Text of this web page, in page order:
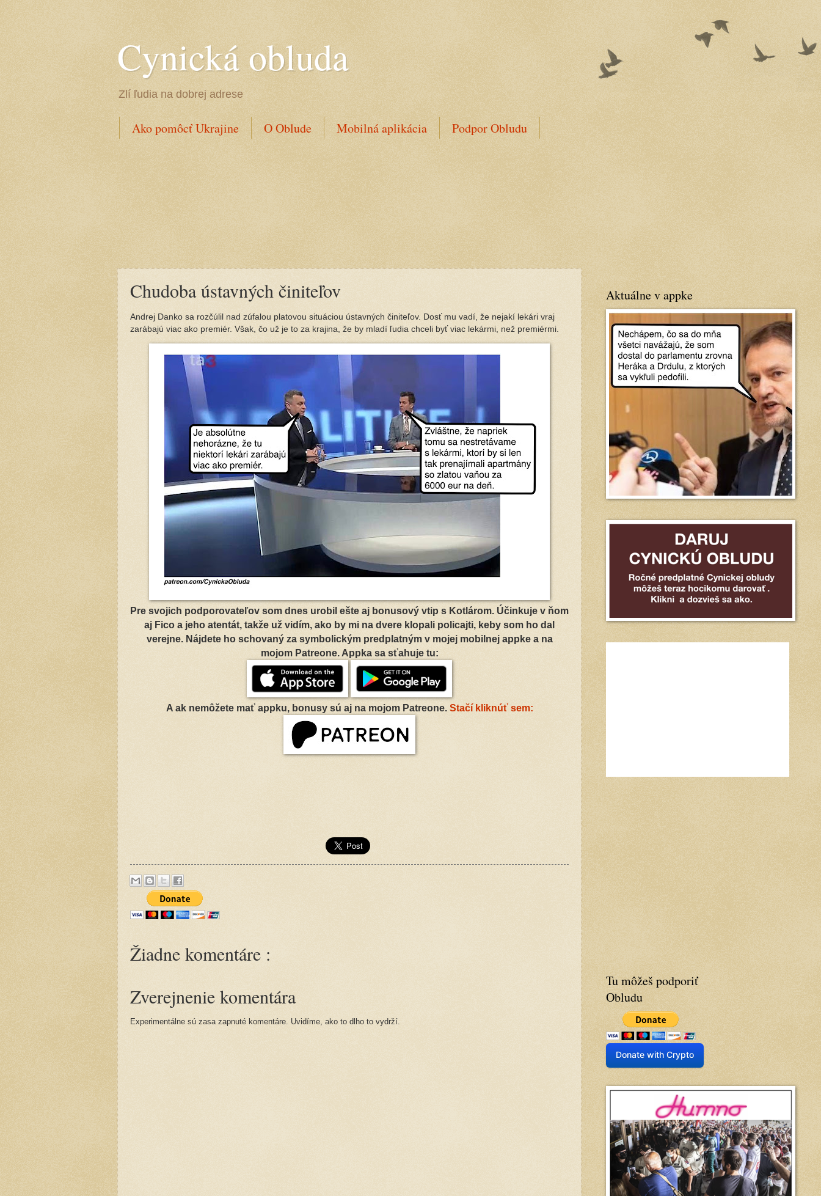
Cynická obluda
Zlí ľudia na dobrej adrese
Ako pomôcť Ukrajine O Oblude Mobilná aplikácia Podpor Obludu
Chudoba ústavných činiteľov
Andrej Danko sa rozčúlil nad zúfalou platovou situáciou ústavných činiteľov. Dosť mu vadí, že nejakí lekári vraj
zarábajú viac ako premiér. Však, čo už je to za krajina, že by mladí ľudia chceli byť viac lekármi, než premiérmi.
Pre svojich podporovateľov som dnes urobil ešte aj bonusový vtip s Kotlárom. Účinkuje v ňom
aj Fico a jeho atentát, takže už vidím, ako by mi na dvere klopali policajti, keby som ho dal
verejne. Nájdete ho schovaný za symbolickým predplatným v mojej mobilnej appke a na
mojom Patreone. Appka sa sťahuje tu:
A ak nemôžete mať appku, bonusy sú aj na mojom Patreone. Stačí kliknúť sem:
Žiadne komentáre :
Zverejnenie komentára
Experimentálne sú zasa zapnuté komentáre. Uvidíme, ako to dlho to vydrží.
Aktuálne v appke
Tu môžeš podporiť
Obludu
Donate with Crypto